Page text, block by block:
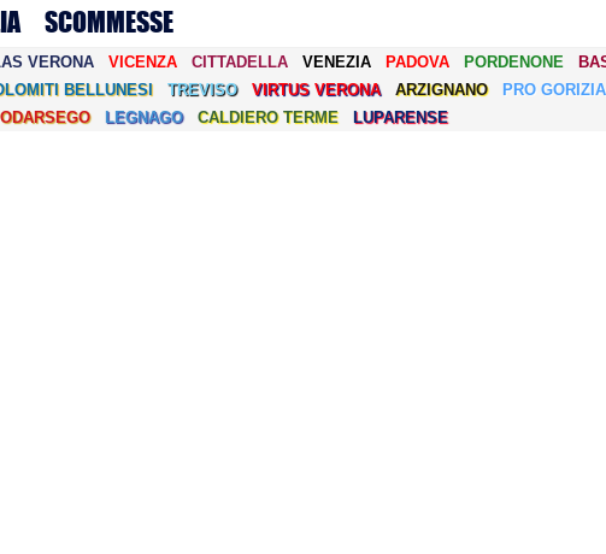
SCOMMESSE
VERONA VICENZA CITTADELLA VENEZIA PADOVA PORDENONE
BELLUNESI TREVISO VIRTUS VERONA ARZIGNANO PRO GORIZIA
LEGNAGO CALDIERO TERME LUPARENSE